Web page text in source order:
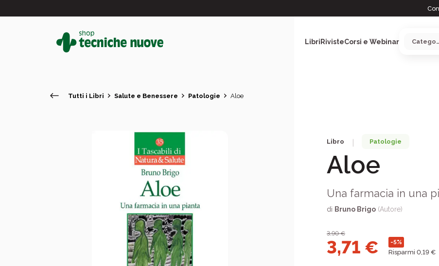
LibriRivisteCorsi e Webinar
Tutti i Libri Salute e Benessere Patologie Aloe
Libro Patologie
Aloe
Una farmacia in una
di Bruno Brigo (Autore)
3,90€
3,71 € -5%
Risparmi 0,19 €